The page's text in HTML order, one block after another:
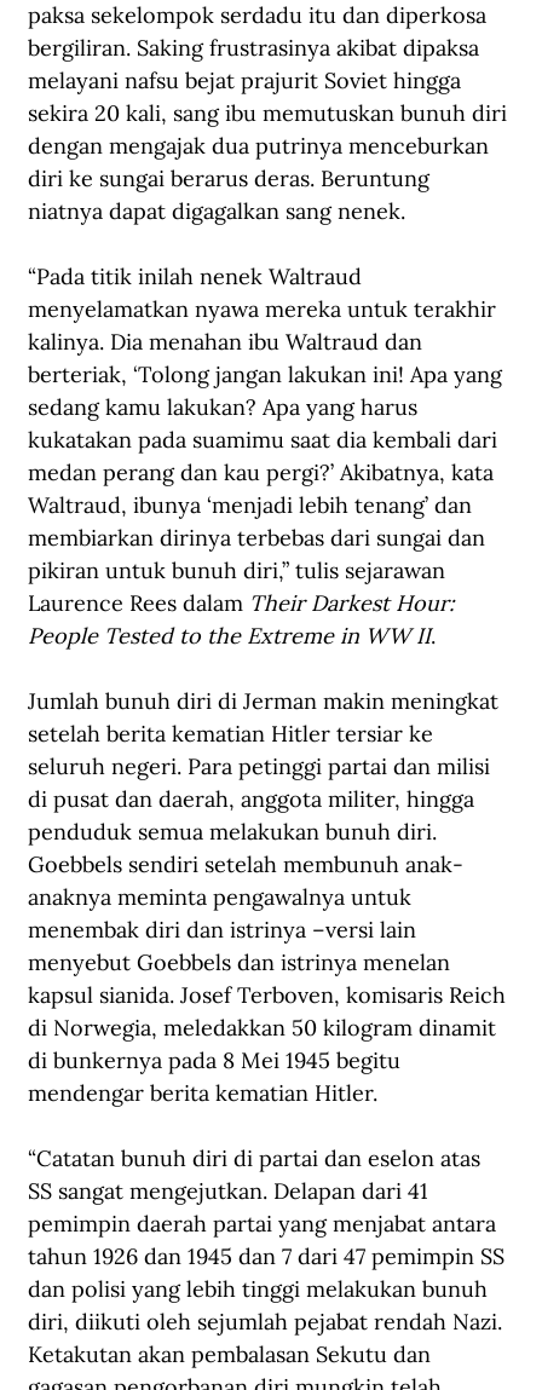
paksa sekelompok serdadu itu dan diperkosa
bergiliran. Saking frustrasinya akibat dipaksa
melayani nafsu bejat prajurit Soviet hingga
sekira 20 kali, sang ibu memutuskan bunuh diri
dengan mengajak dua putrinya menceburkan
diri ke sungai berarus deras. Beruntung
niatnya dapat digagalkan sang nenek.
“Pada titik inilah nenek Waltraud
menyelamatkan nyawa mereka untuk terakhir
kalinya. Dia menahan ibu Waltraud dan
berteriak, ‘Tolong jangan lakukan ini! Apa yang
sedang kamu lakukan? Apa yang harus
kukatakan pada suamimu saat dia kembali dari
medan perang dan kau pergi?’ Akibatnya, kata
Waltraud, ibunya ‘menjadi lebih tenang’ dan
membiarkan dirinya terbebas dari sungai dan
pikiran untuk bunuh diri,” tulis sejarawan
Laurence Rees dalam Their Darkest Hour:
People Tested to the Extreme in WW II.
Jumlah bunuh diri di Jerman makin meningkat
setelah berita kematian Hitler tersiar ke
seluruh negeri. Para petinggi partai dan milisi
di pusat dan daerah, anggota militer, hingga
penduduk semua melakukan bunuh diri.
Goebbels sendiri setelah membunuh anak-
anaknya meminta pengawalnya untuk
menembak diri dan istrinya –versi lain
menyebut Goebbels dan istrinya menelan
kapsul sianida. Josef Terboven, komisaris Reich
di Norwegia, meledakkan 50 kilogram dinamit
di bunkernya pada 8 Mei 1945 begitu
mendengar berita kematian Hitler.
“Catatan bunuh diri di partai dan eselon atas
SS sangat mengejutkan. Delapan dari 41
pemimpin daerah partai yang menjabat antara
tahun 1926 dan 1945 dan 7 dari 47 pemimpin SS
dan polisi yang lebih tinggi melakukan bunuh
diri, diikuti oleh sejumlah pejabat rendah Nazi.
Ketakutan akan pembalasan Sekutu dan